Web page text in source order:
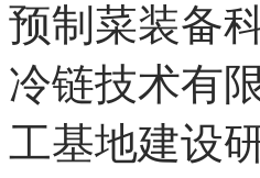
预制菜装备
冷链技术有
工基地建设